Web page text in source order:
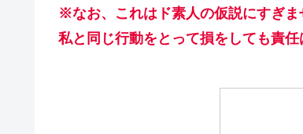
※なお、これはド素人の仮説にすぎま
私と同じ行動をとって損をしても責任